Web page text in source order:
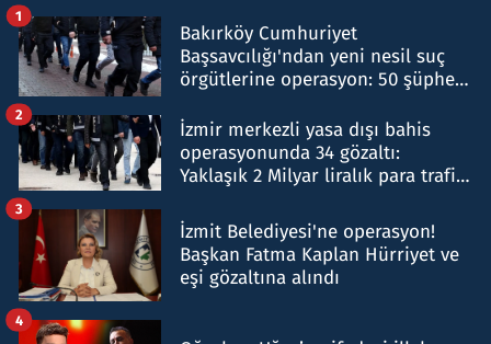
Bakırköy Cumhuriyet
Başsavcılığı'ndan yeni nesil suç
örgütlerine operasyon: 50 şüpheli
1
İzmir merkezli yasa dışı bahis
operasyonunda 34 gözaltı:
Yaklaşık 2 Milyar liralık para trafiği
2
İzmit Belediyesi'ne operasyon!
Başkan Fatma Kaplan Hürriyet ve
eşi gözaltına alındı
3
4